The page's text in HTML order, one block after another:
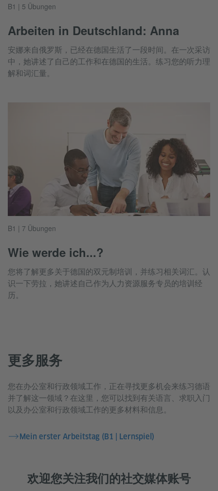
B1 | 5 Übungen
Arbeiten in Deutschland: Anna
安娜来自俄罗斯，已经在德国生活了一段时间。在一次采访
中，她讲述了自己的工作和在德国的生活。练习您的听力理
解和词汇量。
B1 | 7 Übungen
Wie werde ich...?
您将了解更多关于德国的双元制培训，并练习相关词汇。认
识一下劳拉，她讲述自己作为人力资源服务专员的培训经
历。
更多服务
您在办公室和行政领域工作，正在寻找更多机会来练习德语
并了解这一领域？在这里，您可以找到有关语言、求职入门
以及办公室和行政领域工作的更多材料和信息。
Mein erster Arbeitstag (B1 | Lernspiel)
欢迎您关注我们的社交媒体账号